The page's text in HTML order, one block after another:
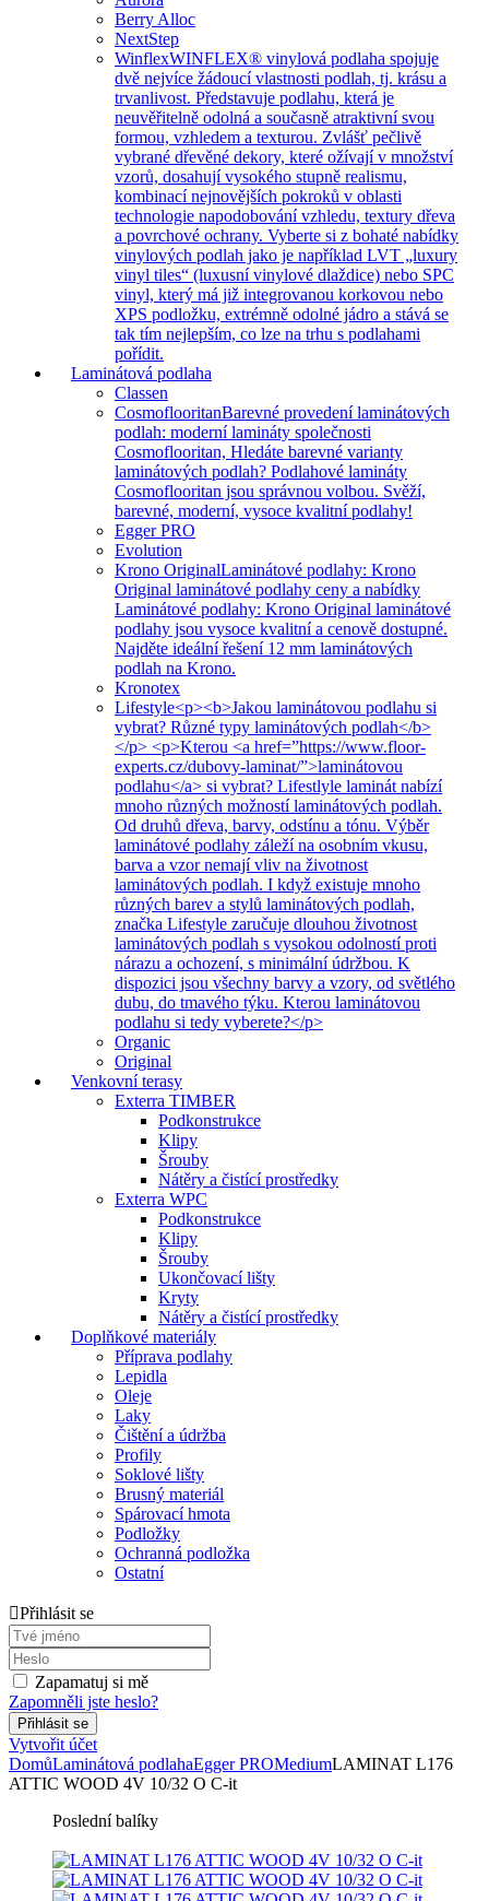
Berry Alloc
NextStep
WinflexWINFLEX® vinylová podlaha spojuje
dvě nejvíce žádoucí vlastnosti podlah, tj. krásu a
trvanlivost. Představuje podlahu, která je
neuvěřitelně odolná a současně atraktivní svou
formou, vzhledem a texturou. Zvlášť pečlivě
vybrané dřevěné dekory, které ožívají v množství
vzorů, dosahují vysokého stupně realismu,
kombinací nejnovějších pokroků v oblasti
technologie napodobování vzhledu, textury dřeva
a povrchové ochrany. Vyberte si z bohaté nabídky
vinylových podlah jako je například LVT „luxury
vinyl tiles“ (luxusní vinylové dlaždice) nebo SPC
vinyl, který má již integrovanou korkovou nebo
XPS podložku, extrémně odolné jádro a stává se
tak tím nejlepším, co lze na trhu s podlahami
pořídit.
Laminátová podlaha
Classen
CosmoflooritanBarevné provedení laminátových
podlah: moderní lamináty společnosti
Cosmoflooritan, Hledáte barevné varianty
laminátových podlah? Podlahové lamináty
Cosmoflooritan jsou správnou volbou. Svěží,
barevné, moderní, vysoce kvalitní podlahy!
Egger PRO
Evolution
Krono OriginalLaminátové podlahy: Krono
Original laminátové podlahy ceny a nabídky
Laminátové podlahy: Krono Original laminátové
podlahy jsou vysoce kvalitní a cenově dostupné.
Najděte ideální řešení 12 mm laminátových
podlah na Krono.
Kronotex
Lifestyle<p><b>Jakou laminátovou podlahu si
vybrat? Různé typy laminátových podlah</b>
</p> <p>Kterou <a href=”https://www.floor-
experts.cz/dubovy-laminat/”>laminátovou
podlahu</a> si vybrat? Lifestlyle laminát nabízí
mnoho různých možností laminátových podlah.
Od druhů dřeva, barvy, odstínu a tónu. Výběr
laminátové podlahy záleží na osobním vkusu,
barva a vzor nemají vliv na životnost
laminátových podlah. I když existuje mnoho
různých barev a stylů laminátových podlah,
značka Lifestyle zaručuje dlouhou životnost
laminátových podlah s vysokou odolností proti
nárazu a ochození, s minimální údržbou. K
dispozici jsou všechny barvy a vzory, od světlého
dubu, do tmavého týku. Kterou laminátovou
podlahu si tedy vyberete?</p>
Organic
Original
Venkovní terasy
Exterra TIMBER
Podkonstrukce
Klipy
Šrouby
Nátěry a čistící prostředky
Exterra WPC
Podkonstrukce
Klipy
Šrouby
Ukončovací lišty
Kryty
Nátěry a čistící prostředky
Doplňkové materiály
Příprava podlahy
Lepidla
Oleje
Laky
Čištění a údržba
Profily
Soklové lišty
Brusný materiál
Spárovací hmota
Podložky
Ochranná podložka
Ostatní
Přihlásit se
Zapamatuj si mě
Zapomněli jste heslo?
Vytvořit účet
DomůLaminátová podlahaEgger PROMediumLAMINAT L176
ATTIC WOOD 4V 10/32 O C-it
Poslední balíky